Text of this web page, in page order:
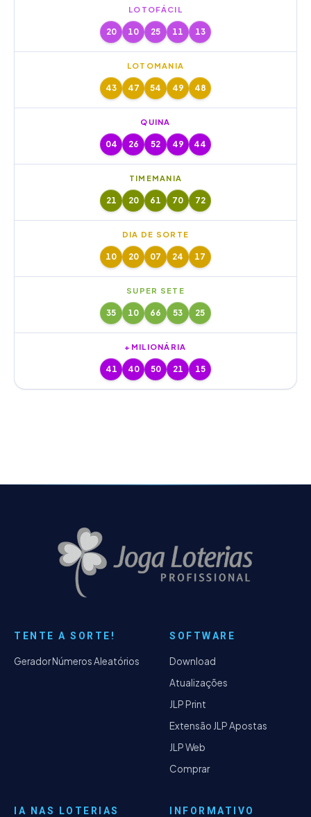
LOTOFÁCIL
20 10 25 11 13
LOTOMANIA
43 47 54 49 48
QUINA
04 26 52 49 44
TIMEMANIA
21 20 61 70 72
DIA DE SORTE
10 20 07 24 17
SUPER SETE
35 10 66 53 25
+MILIONÁRIA
41 40 50 21 15
TENTE A SORTE!
Gerador Números Aleatórios
SOFTWARE
Download
Atualizações
JLP Print
Extensão JLP Apostas
JLP Web
Comprar
IA NAS LOTERIAS INFORMATIVO